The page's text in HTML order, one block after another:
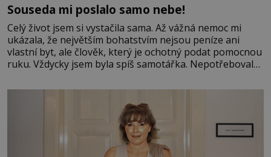
Souseda mi poslalo samo nebe!
Celý život jsem si vystačila sama. Až vážná nemoc mi
ukázala, že největším bohatstvím nejsou peníze ani
vlastní byt, ale člověk, který je ochotný podat pomocnou
ruku. Vždycky jsem byla spíš samotářka. Nepotřebovala
mi knihy, práce a hlavně klid. Hned po studiích jsem